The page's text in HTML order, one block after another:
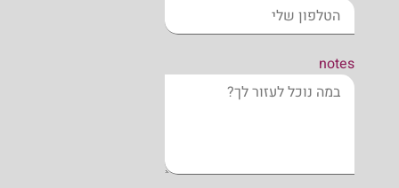
notes